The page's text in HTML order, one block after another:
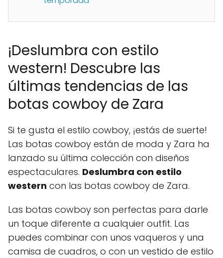
¡Deslumbra con estilo
western! Descubre las
últimas tendencias de las
botas cowboy de Zara
Si te gusta el estilo cowboy, ¡estás de suerte!
Las botas cowboy están de moda y Zara ha
lanzado su última colección con diseños
espectaculares. Deslumbra con estilo
western con las botas cowboy de Zara.
Las botas cowboy son perfectas para darle
un toque diferente a cualquier outfit. Las
puedes combinar con unos vaqueros y una
camisa de cuadros, o con un vestido de estilo